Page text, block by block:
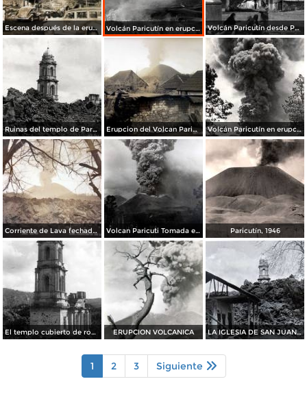
Escena después de la erupción del volcán Paricutín, en Michoacán (circa 1945) Volcán Paricutín en erupción Volcán Paricutín desde Parangaricutiro
Ruinas del templo de Parangaricutiro despúes de la erupción del volcán Paricutín Erupcion del Volcan Paricuti el dia 21 de Junio de 1943 Volcán Paricutín en erupción (1943)
Corriente de Lava fechada el dia 21 de Junio de 1943 Volcan Paricuti Tomada el dia 16 de Julio de 1943 Paricutín, 1946
El templo cubierto de roca volcánica ERUPCION VOLCANICA LA IGLESIA DE SAN JUAN Y LA LAVA SOLIDIFICADA
1 2 3 Siguiente